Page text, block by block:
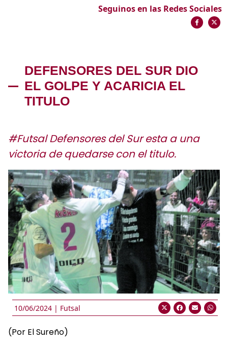
Seguinos en las Redes Sociales
DEFENSORES DEL SUR DIO
EL GOLPE Y ACARICIA EL
TITULO
#Futsal Defensores del Sur esta a una
victoria de quedarse con el titulo.
10/06/2024 | Futsal
(Por El Sureño)